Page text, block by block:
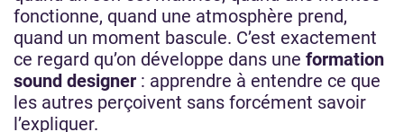
fonctionne, quand une atmosphère prend,
quand un moment bascule. C’est exactement
ce regard qu’on développe dans une formation
sound designer : apprendre à entendre ce que
les autres perçoivent sans forcément savoir
l’expliquer.